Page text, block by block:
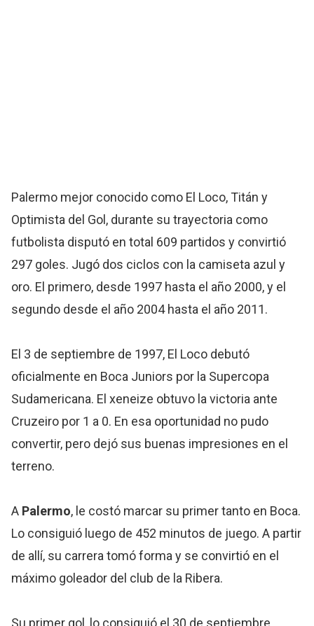
Palermo mejor conocido como El Loco, Titán y
Optimista del Gol, durante su trayectoria como
futbolista disputó en total 609 partidos y convirtió
297 goles. Jugó dos ciclos con la camiseta azul y
oro. El primero, desde 1997 hasta el año 2000, y el
segundo desde el año 2004 hasta el año 2011.
El 3 de septiembre de 1997, El Loco debutó
oficialmente en Boca Juniors por la Supercopa
Sudamericana. El xeneize obtuvo la victoria ante
Cruzeiro por 1 a 0. En esa oportunidad no pudo
convertir, pero dejó sus buenas impresiones en el
terreno.
A Palermo, le costó marcar su primer tanto en Boca.
Lo consiguió luego de 452 minutos de juego. A partir
de allí, su carrera tomó forma y se convirtió en el
máximo goleador del club de la Ribera.
Su primer gol, lo consiguió el 30 de septiembre